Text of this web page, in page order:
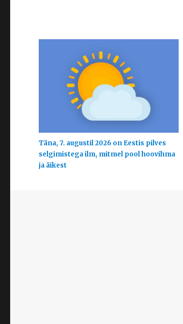
Täna, 7. augustil 2026 on Eestis pilves
selgimistega ilm, mitmel pool hoovihma
ja äikest